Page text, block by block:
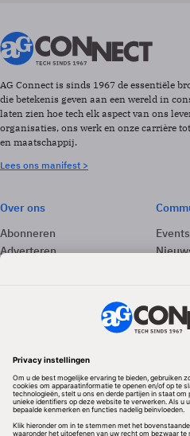
AG Connect is sinds 1967 de essentiële
die betekenis geven aan een wereld in
laten zien hoe tech elk aspect van ons
organisaties, ons werk en onze carrière
en maatschappij.
Lees ons manifest >
Over ons
Abonneren
Adverteren
Volg ons
Redactionele partner